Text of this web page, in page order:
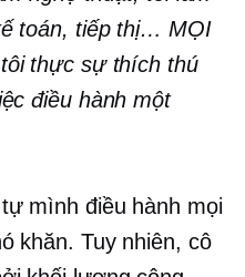
toán, tiếp thị… MỌI
thực sự thích thú
điều hành một
mình điều hành mọi
khăn. Tuy nhiên, cô